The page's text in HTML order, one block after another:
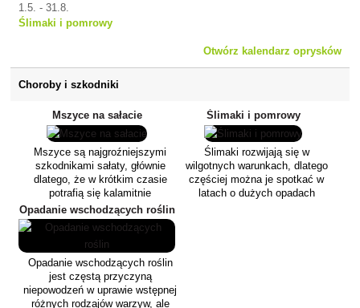
1.5. - 31.8.
Ślimaki i pomrowy
Otwórz kalendarz oprysków
Choroby i szkodniki
Mszyce na sałacie
Mszyce są najgroźniejszymi
szkodnikami sałaty, głównie
dlatego, że w krótkim czasie
potrafią się kalamitnie
rozmnożyć, powodując
żółknięcie i opadanie liści.
Ponadto przenoszą różne
choroby wirusowe, które
zmniejszają i dewaluują plon.
Ślimaki i pomrowy
Ślimaki rozwijają się w
wilgotnych warunkach, dlatego
częściej można je spotkać w
latach o dużych opadach
Opadanie wschodzących roślin
Opadanie wschodzących roślin
jest częstą przyczyną
niepowodzeń w uprawie wstępnej
różnych rodzajów warzyw, ale